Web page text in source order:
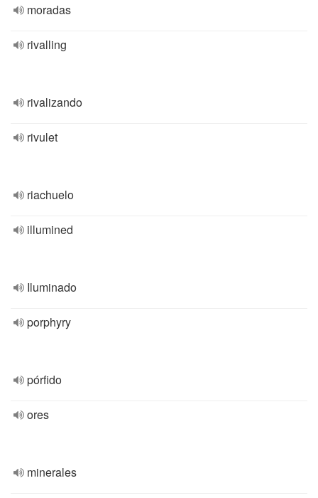
moradas
rivalling
rivalizando
rivulet
riachuelo
illumined
Iluminado
porphyry
pórfido
ores
minerales